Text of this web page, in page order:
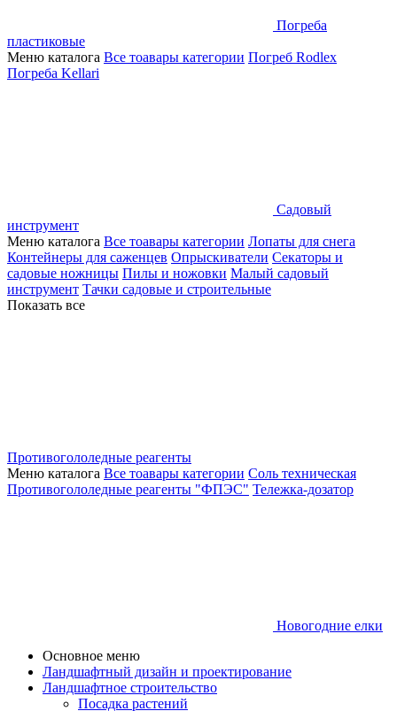
Погреба
пластиковые
Меню каталога Все тоавары категории Погреб Rodlex
Погреба Kellari
Садовый
инструмент
Меню каталога Все тоавары категории Лопаты для снега
Контейнеры для саженцев Опрыскиватели Секаторы и
садовые ножницы Пилы и ножовки Малый садовый
инструмент Тачки садовые и строительные
Показать все
Противогололедные реагенты
Меню каталога Все тоавары категории Соль техническая
Противогололедные реагенты "ФПЭС" Тележка-дозатор
Новогодние елки
Основное меню
Ландшафтный дизайн и проектирование
Ландшафтное строительство
Посадка растений